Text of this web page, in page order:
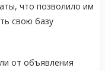
что позволило им
свою базу
от объявления